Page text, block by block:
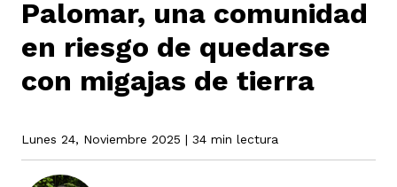
Palomar, una comunidad
en riesgo de quedarse
con migajas de tierra
Lunes 24, Noviembre 2025 | 34 min lectura
Codazzi
Consonante